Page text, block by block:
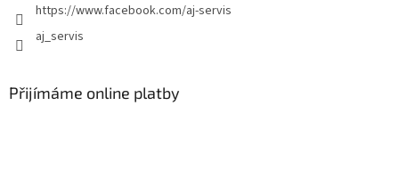
https://www.facebook.com/aj-servis
aj_servis
Přijímáme online platby